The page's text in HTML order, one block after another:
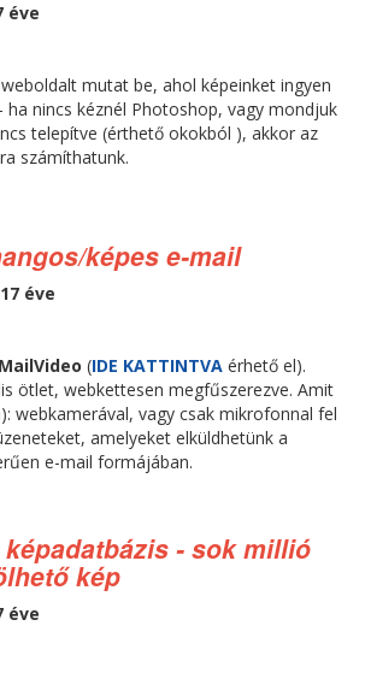
éve
mutat be, ahol képeinket ingyen
ha nincs kéznél Photoshop, vagy mondjuk
telepítve (érthető okokból ), akkor az
számíthatunk.
képes e-mail
éve
MailVideo (IDE KATTINTVA érhető el).
ötlet, webkettesen megfűszerezve. Amit
webkamerával, vagy csak mikrofonnal fel
amelyeket elküldhetünk a
e-mail formájában.
- sok millió
kép
éve